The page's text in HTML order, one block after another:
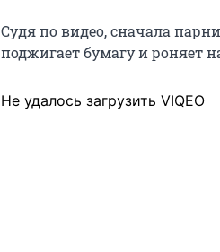
Судя по видео, сначала
поджигает бумагу и роняет
Не удалось загрузить VIQEO